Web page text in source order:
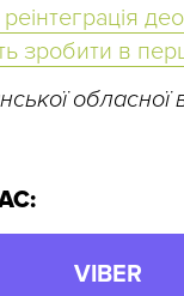
реінтеграція
зробити в
обласної
VIBER